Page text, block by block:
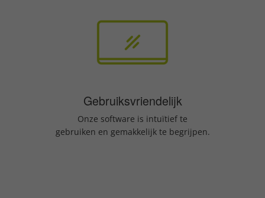
Gebruiksvriendelijk
Onze software is intuïtief te
gebruiken en gemakkelijk te begrijpen.